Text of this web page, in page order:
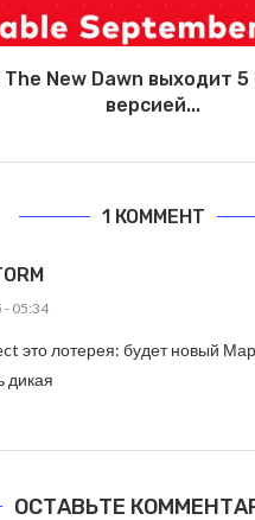
The New Dawn выходит 5
версией...
1 КОММЕНТ
- 05:34
это лотерея: будет новый
дикая
ОСТАВЬТЕ